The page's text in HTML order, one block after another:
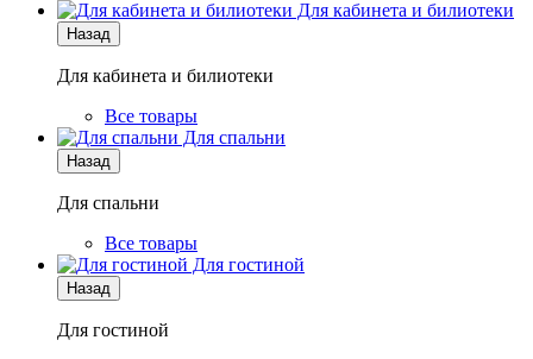
Для кабинета и билиотеки
Назад
Для кабинета и билиотеки
Все товары
Для спальни
Назад
Для спальни
Все товары
Для гостиной
Назад
Для гостиной